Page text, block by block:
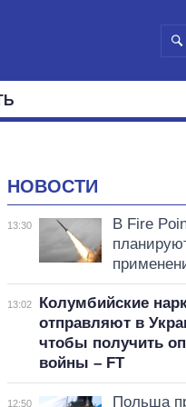
НОВОСТИ
13:30
В Fire
13:02
Колумбийские
отправляют в
чтобы получить
войны – FT
12:50
Польша